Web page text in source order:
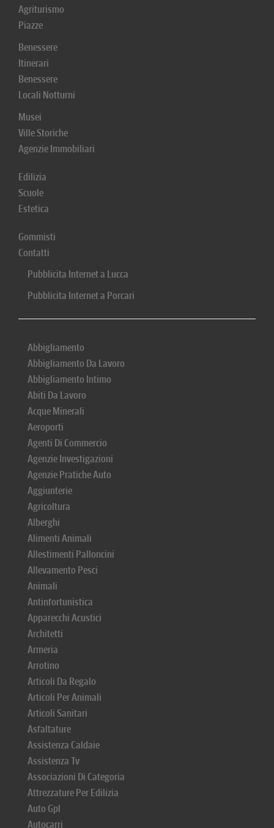
Agriturismo
Piazze
Benessere
Itinerari
Benessere
Locali Notturni
Musei
Ville Storiche
Agenzie Immobiliari
Edilizia
Scuole
Estetica
Gommisti
Contatti
Pubblicita Internet a Lucca
Pubblicita Internet a Porcari
Abbigliamento
Abbigliamento Da Lavoro
Abbigliamento Intimo
Abiti Da Lavoro
Acque Minerali
Aeroporti
Agenti Di Commercio
Agenzie Investigazioni
Agenzie Pratiche Auto
Aggiunterie
Agricoltura
Alberghi
Alimenti Animali
Allestimenti Palloncini
Allevamento Pesci
Animali
Antinfortunistica
Apparecchi Acustici
Architetti
Armeria
Arrotino
Articoli Da Regalo
Articoli Per Animali
Articoli Sanitari
Asfaltature
Assistenza Caldaie
Assistenza Tv
Associazioni Di Categoria
Attrezzature Per Edilizia
Auto Gpl
Autocarri